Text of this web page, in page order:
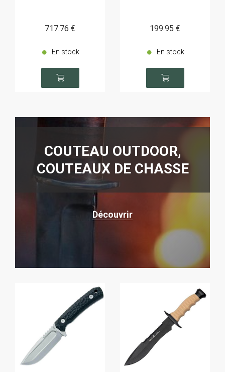
717.76 €
En stock
199.95 €
En stock
COUTEAU OUTDOOR,
COUTEAUX DE CHASSE
Découvrir